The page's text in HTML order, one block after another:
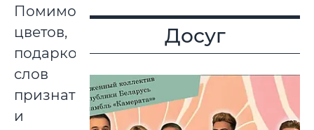
Помимо
цветов,
подарков,
слов
признательности
и
Досуг